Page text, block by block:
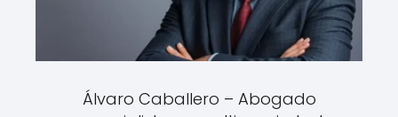
Álvaro Caballero – Abogado